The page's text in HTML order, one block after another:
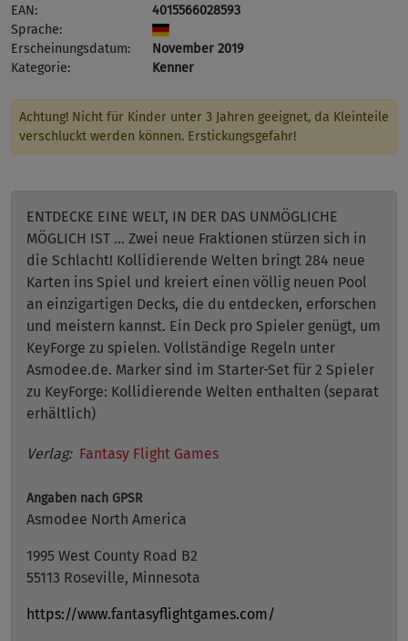
EAN:
4015566028593
Sprache:
Erscheinungsdatum:
November 2019
Kategorie:
Kenner
Achtung! Nicht für Kinder unter 3 Jahren geeignet, da Kleinteile
verschluckt werden können. Erstickungsgefahr!
ENTDECKE EINE WELT, IN DER DAS UNMÖGLICHE
MÖGLICH IST … Zwei neue Fraktionen stürzen sich in
die Schlacht! Kollidierende Welten bringt 284 neue
Karten ins Spiel und kreiert einen völlig neuen Pool
an einzigartigen Decks, die du entdecken, erforschen
und meistern kannst. Ein Deck pro Spieler genügt, um
KeyForge zu spielen. Vollständige Regeln unter
Asmodee.de. Marker sind im Starter-Set für 2 Spieler
zu KeyForge: Kollidierende Welten enthalten (separat
erhältlich)
Verlag: Fantasy Flight Games
Angaben nach GPSR
Asmodee North America
1995 West County Road B2
55113 Roseville, Minnesota
https://www.fantasyflightgames.com/